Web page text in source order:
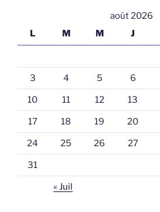
août 2026
L
M M J
3 4 5 6
10 11 12 13
17 18 19 20
24 25 26 27
31
« Juil